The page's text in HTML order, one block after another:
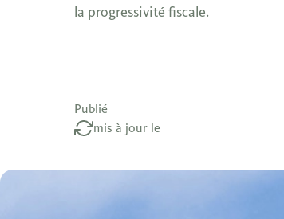
la progressivité fiscale.
Publié
mis à jour le